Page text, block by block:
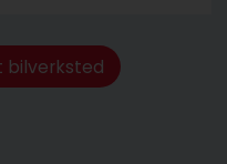
bilverksted